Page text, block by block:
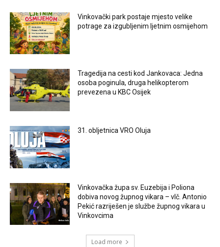
Vinkovački park postaje mjesto velike
potrage za izgubljenim ljetnim osmijehom
Tragedija na cesti kod Jankovaca: Jedna
osoba poginula, druga helikopterom
prevezena u KBC Osijek
31. obljetnica VRO Oluja
Vinkovačka župa sv. Euzebija i Poliona
dobiva novog župnog vikara – vlč. Antonio
Pekić razriješen je službe župnog vikara u
Vinkovcima
Load more